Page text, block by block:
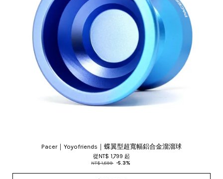
Pacer｜Yoyofriends｜蝶翼型超寬幅鋁合金溜溜球
從NT$ 1,799 起
NT$ 1,899 -5.3%